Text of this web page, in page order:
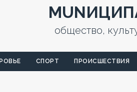
общество,
СПОРТ ПРОИСШЕСТВИЯ